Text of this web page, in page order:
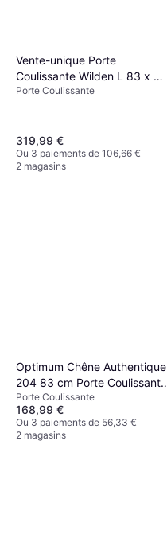
Vente-unique Porte
Coulissante Wilden L 83 x H
205 cm Noir Porte
Porte Coulissante
319,99 €
Ou 3 paiements de 106,66 €
2 magasins
Optimum Chêne Authentique
204 83 cm Porte Coulissante
(x)
Porte Coulissante
168,99 €
Ou 3 paiements de 56,33 €
2 magasins